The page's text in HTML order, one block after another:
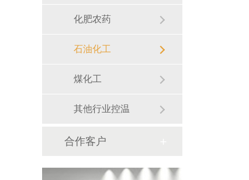
化肥农药
石油化工
煤化工
其他行业控温
合作客户